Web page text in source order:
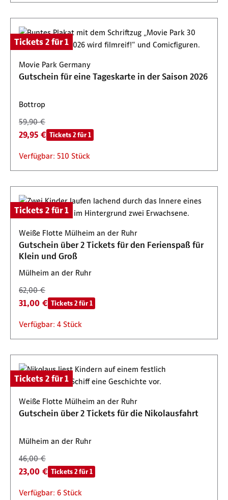
Tickets 2 für 1
Movie Park Germany
Gutschein für eine Tageskarte in der Saison 2026
Bottrop
59,90 €
29,95 € Tickets 2 für 1
Verfügbar: 510 Stück
Tickets 2 für 1
Weiße Flotte Mülheim an der Ruhr
Gutschein über 2 Tickets für den Ferienspaß für
Klein und Groß
Mülheim an der Ruhr
62,00 €
31,00 € Tickets 2 für 1
Verfügbar: 4 Stück
Tickets 2 für 1
Weiße Flotte Mülheim an der Ruhr
Gutschein über 2 Tickets für die Nikolausfahrt
Mülheim an der Ruhr
46,00 €
23,00 € Tickets 2 für 1
Verfügbar: 6 Stück